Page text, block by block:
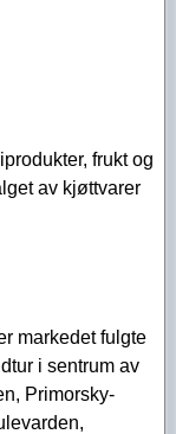
frukt og
av kjøttvarer
markedet fulgte
i sentrum av
Primorsky-